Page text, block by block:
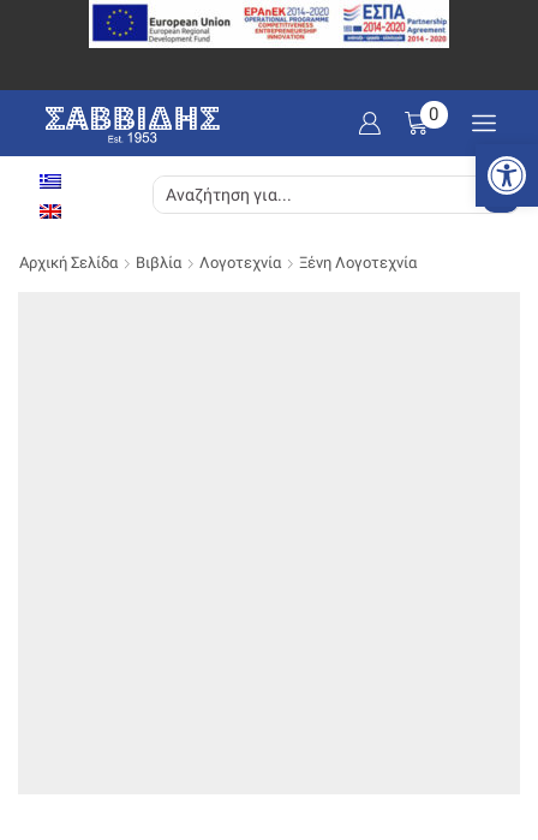
0
Αρχική Σελίδα Βιβλία Λογοτεχνία Ξένη Λογοτεχνία